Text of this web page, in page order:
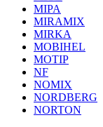
MIPA
MIRAMIX
MIRKA
MOBIHEL
MOTIP
NF
NOMIX
NORDBERG
NORTON